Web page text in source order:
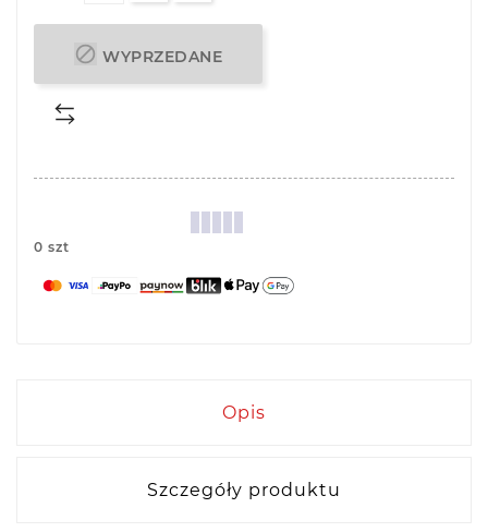
 WYPRZEDANE
0 szt
Opis
Szczegóły produktu